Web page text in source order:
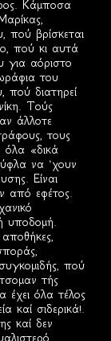
Κάμποσα
πού βρίσκεται
πού κι αυτά
για αόριστο
του
πού διατηρεί
Τούς
άλλοτε
τους
όλα «δικά
να ‘χουν
Είναι
από εφέτος.
υποδομή.
αποθήκες,
πού
τής
έχει όλα τέλος
καί σιδερικά!.
καί δεν